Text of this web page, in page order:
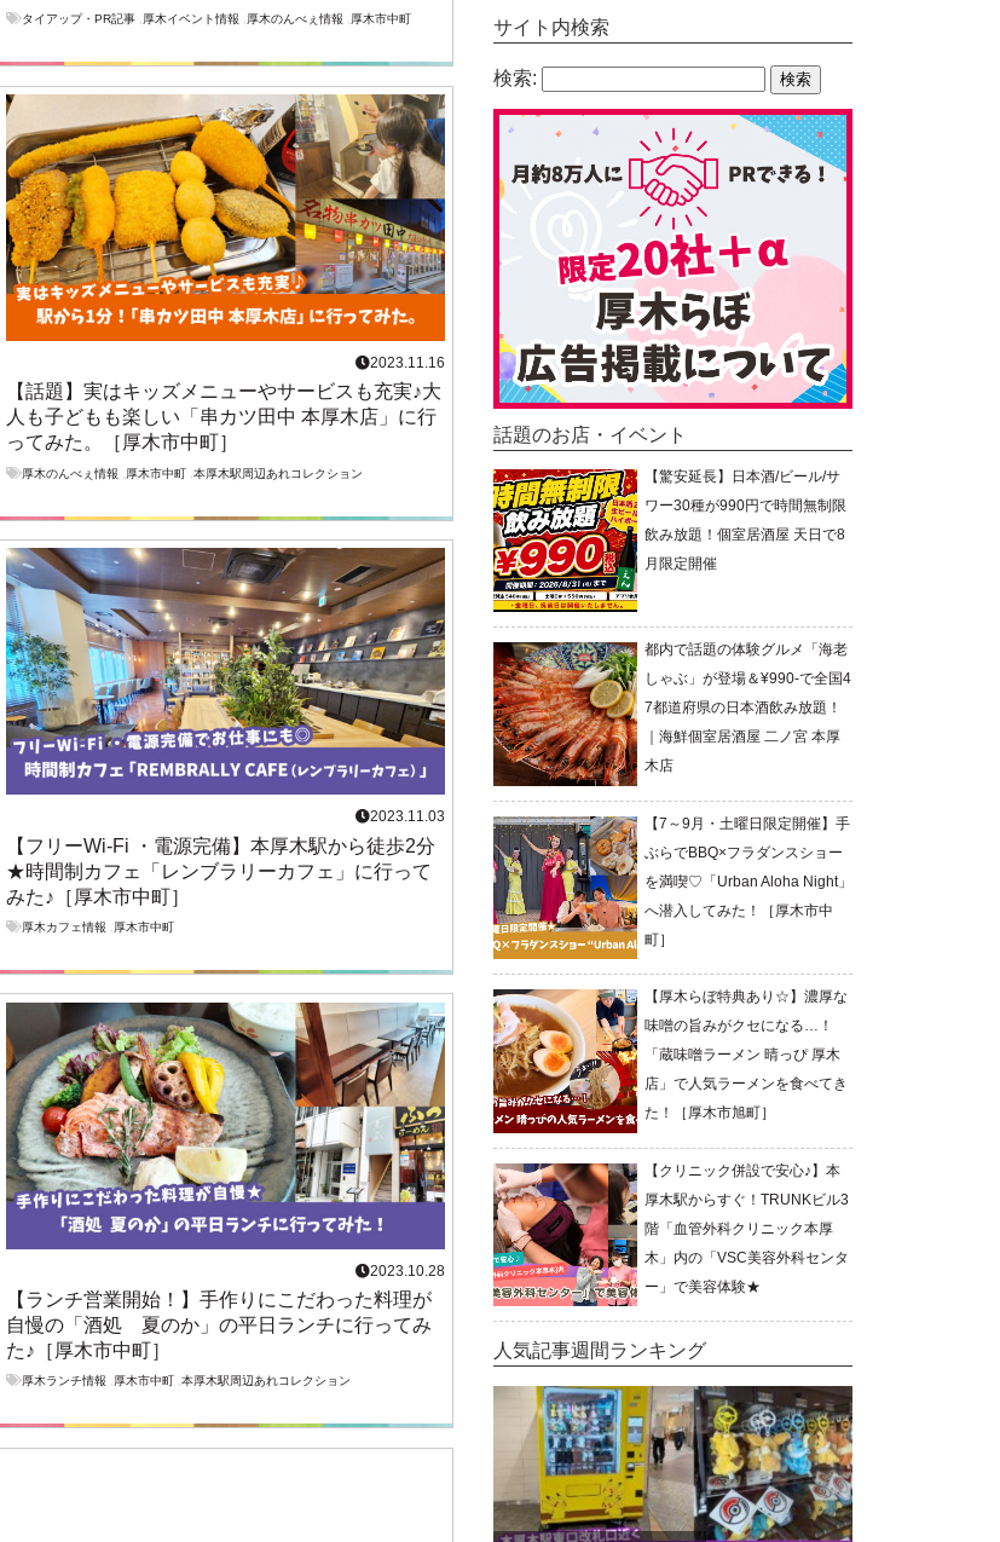
タイアップ・PR記事, 厚木イベント情報 厚木のんべぇ情報 厚木市中町
2023.11.16
【話題】実はキッズメニューやサービスも充実♪大
人も子どもも楽しい「串カツ田中 本厚木店」に行
ってみた。［厚木市中町］
厚木のんべぇ情報 厚木市中町, 本厚木駅周辺あれコレクション
2023.11.03
【フリーWi-Fi ・電源完備】本厚木駅から徒歩2分
★時間制カフェ「レンブラリーカフェ」に行って
みた♪［厚木市中町］
厚木カフェ情報 厚木市中町
2023.10.28
【ランチ営業開始！】手作りにこだわった料理が
自慢の「酒処 夏のか」の平日ランチに行ってみ
た♪［厚木市中町］
厚木ランチ情報 ,厚木市中町,本厚木駅周辺あれコレクション
サイト内検索
検索:
話題のお店・イベント
【驚安延長】日本酒/ビール/サ
ワー30種が990円で時間無制限
飲み放題！個室居酒屋 天日で8
月限定開催
都内で話題の体験グルメ「海老
しゃぶ」が登場＆¥990-で全国4
7都道府県の日本酒飲み放題！
｜海鮮個室居酒屋 二ノ宮 本厚
木店
【7～9月・土曜日限定開催】手
ぶらでBBQ×フラダンスショー
を満喫♡「Urban Aloha Night」
へ潜入してみた！［厚木市中
町］
【厚木らぼ特典あり☆】濃厚な
味噌の旨みがクセになる…！
「蔵味噌ラーメン 晴っぴ 厚木
店」で人気ラーメンを食べてき
た！［厚木市旭町］
【クリニック併設で安心♪】本
厚木駅からすぐ！TRUNKビル3
階「血管外科クリニック本厚
木」内の「VSC美容外科センタ
ー」で美容体験★
人気記事週間ランキング